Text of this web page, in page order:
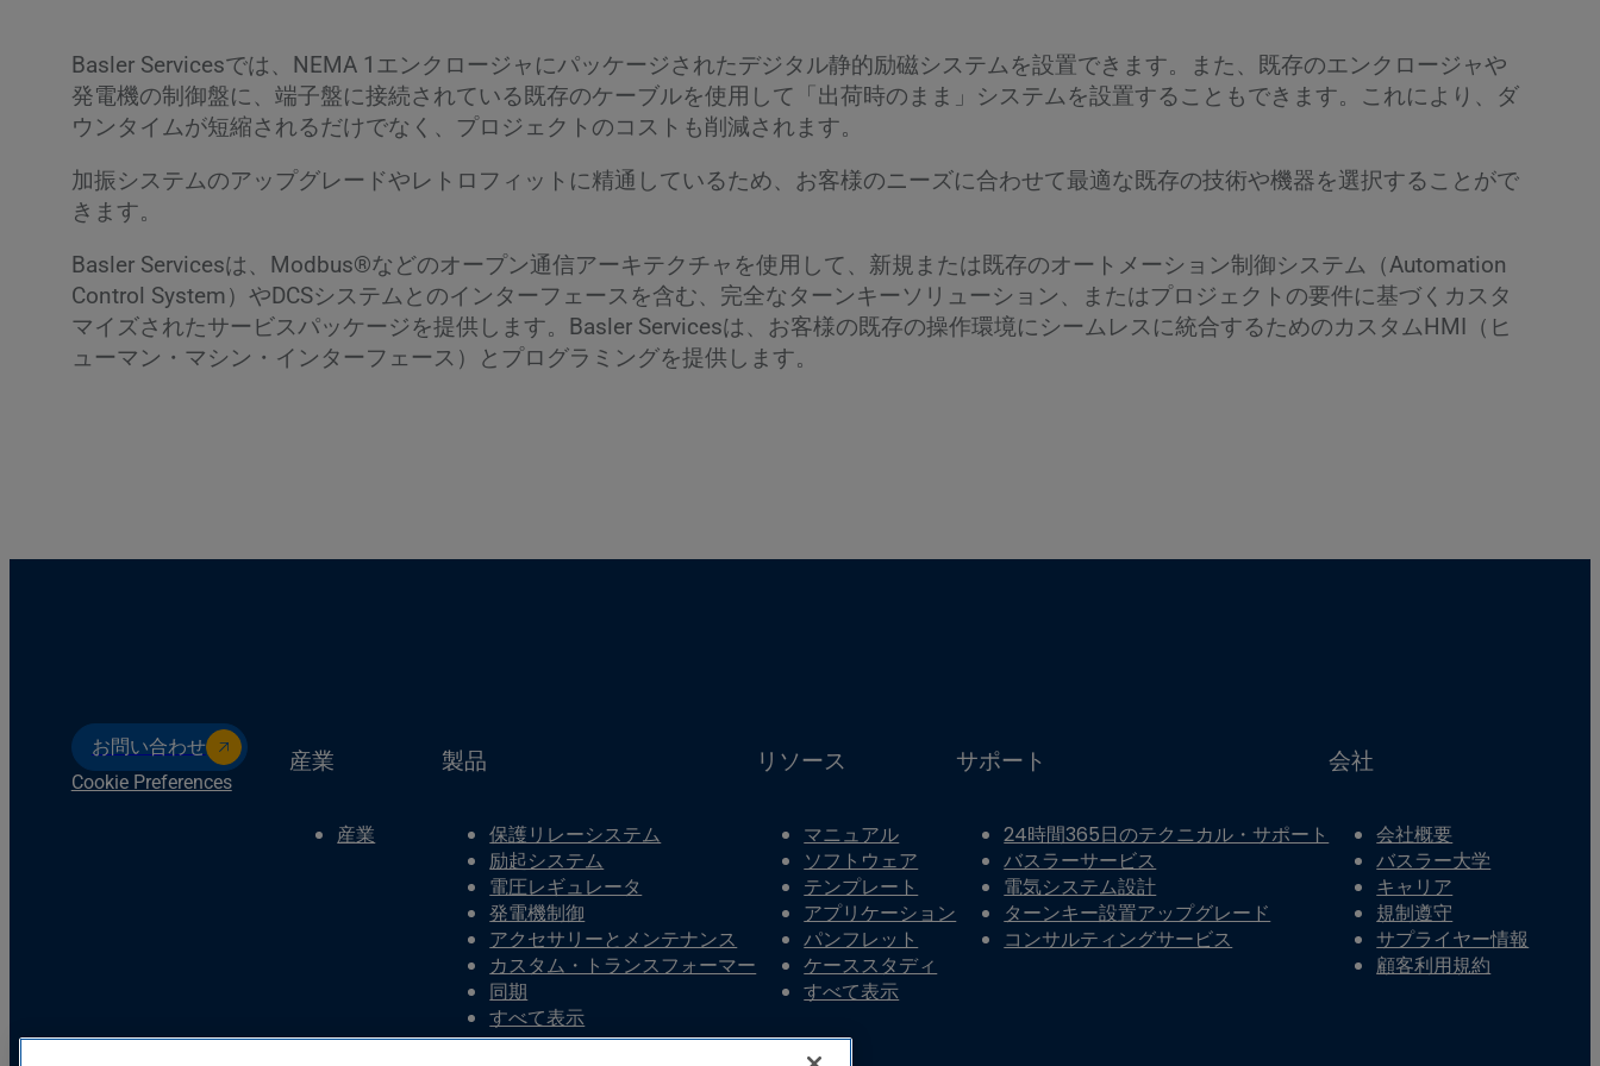
Basler Servicesでは、NEMA 1エンクロージャにパッケージされたデジタル静的励磁システムを設置できます。また、既存のエンクロージャや
発電機の制御盤に、端子盤に接続されている既存のケーブルを使用して「出荷時のまま」システムを設置することもできます。これにより、ダ
ウンタイムが短縮されるだけでなく、プロジェクトのコストも削減されます。
加振システムのアップグレードやレトロフィットに精通しているため、お客様のニーズに合わせて最適な既存の技術や機器を選択することがで
きます。
Basler Servicesは、Modbus®などのオープン通信アーキテクチャを使用して、新規または既存のオートメーション制御システム（Automation
Control System）やDCSシステムとのインターフェースを含む、完全なターンキーソリューション、またはプロジェクトの要件に基づくカスタ
マイズされたサービスパッケージを提供します。Basler Servicesは、お客様の既存の操作環境にシームレスに統合するためのカスタムHMI（ヒ
ューマン・マシン・インターフェース）とプログラミングを提供します。
お問い合わせ
Cookie Preferences
産業
産業
製品
保護リレーシステム
励起システム
電圧レギュレータ
発電機制御
アクセサリーとメンテナンス
カスタム・トランスフォーマー
同期
すべて表示
リソース
マニュアル
ソフトウェア
テンプレート
アプリケーション
パンフレット
ケーススタディ
すべて表示
サポート
24時間365日のテクニカル・サポート
バスラーサービス
電気システム設計
ターンキー設置アップグレード
コンサルティングサービス
会社
会社概要
バスラー大学
キャリア
規制遵守
サプライヤー情報
顧客利用規約